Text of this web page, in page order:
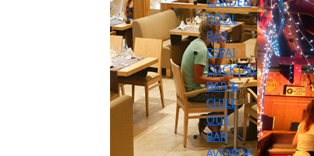
POOL
BAR
ESPAI
COCKTAIL
BAR &
CHILL
OUT
BAR